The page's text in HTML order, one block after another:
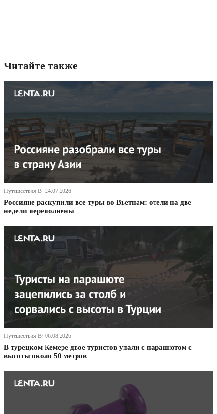
Читайте также
Путешествия В· 24.07.2026
Россияне раскупили все туры во Вьетнам: отели на две
недели переполнены
Путешествия В· 06.08.2026
В турецком Кемере двое туристов упали с парашютом с
высоты около 50 метров